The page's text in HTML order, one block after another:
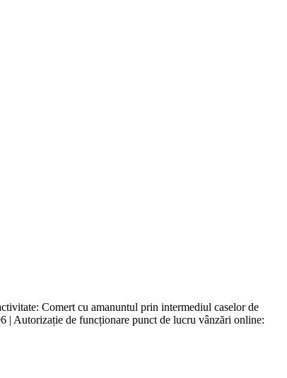
Comert cu amanuntul prin intermediul caselor de
| Autorizație de funcționare punct de lucru vânzări online: